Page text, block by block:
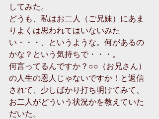
してみた。
どうも、私はお二人（ご兄妹）にあま
りよくは思われてはいないみた
い・・・、というような。何があるの
かな？という気持ちで・・・。
何言ってるんですか？○○（お兄さん）
の人生の恩人じゃないですか！と返信
されて、少しばかり打ち明けてみて、
お二人がどういう状況かを教えていた
だいた。